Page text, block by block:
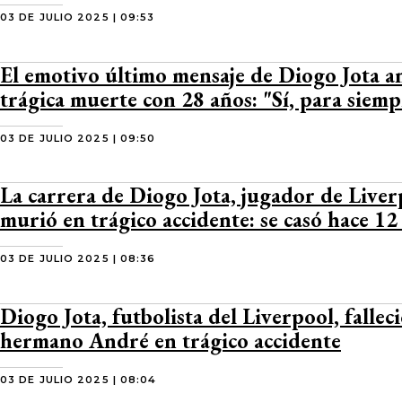
03 DE JULIO 2025 | 09:53
El emotivo último mensaje de Diogo Jota
trágica muerte con 28 años: "Sí, para
03 DE JULIO 2025 | 09:50
La carrera de Diogo Jota, jugador de
murió en trágico accidente: se casó hace
03 DE JULIO 2025 | 08:36
Diogo Jota, futbolista del Liverpool,
hermano André en trágico accidente
03 DE JULIO 2025 | 08:04